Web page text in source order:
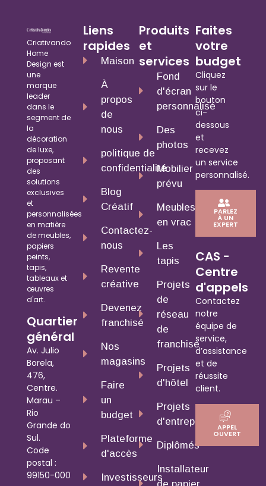
Criativando
Home
Design est
une
marque
leader
dans le
segment de
la
décoration
de luxe,
proposant
des
solutions
exclusives
et
personnalisées
en matière
de meubles,
papiers
peints,
tapis,
tableaux et
œuvres
d'art.
Quartier
général
Av. Julio
Borela,
476,
Centre.
Marau –
Rio
Grande do
Sul.
Code
postal :
99150-000
Liens
rapides
Maison
À
propos
de
nous
politique de
confidentialité
Blog
Créatif
Contactez-
nous
Revente
créative
Devenez
franchisé
Nos
magasins
Faire
un
budget
Plateforme
d'accès
Investisseurs
Produits
et
services
Fond
d'écran
personnalisé
Des
photos
Mobilier
prévu
Meubles
en vrac
Les
tapis
Projets
de
réseau
de
franchise
Projets
d'hôtel
Projets
d'entreprise
Diplômés
Installateur
Faites
votre
budget
Cliquez
sur le
bouton
ci-
dessous
et
recevez
un service
personnalisé.
PARLEZ
À UN
EXPERT
CAS -
Centre
d'appels
Contactez
notre
équipe de
service,
d’assistance
et de
réussite
client.
APPEL
OUVERT